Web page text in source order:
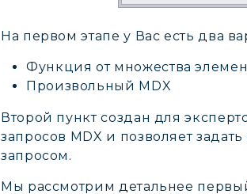
На первом этапе у Вас есть два
Функция от множества
Произвольный MDX
Второй пункт создан для
запросов MDX и позволяет
запросом.
Мы рассмотрим детальнее